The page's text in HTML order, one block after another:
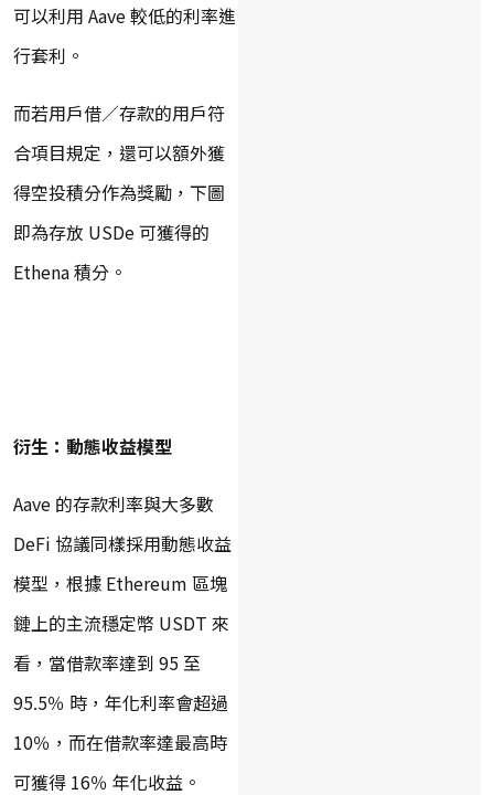
可以利用 Aave 較低的利率進
行套利。
而若用戶借／存款的用戶符
合項目規定，還可以額外獲
得空投積分作為獎勵，下圖
即為存放 USDe 可獲得的
Ethena 積分。
衍生：動態收益模型
Aave 的存款利率與大多數
DeFi 協議同樣採用動態收益
模型，根據 Ethereum 區塊
鏈上的主流穩定幣 USDT 來
看，當借款率達到 95 至
95.5％ 時，年化利率會超過
10％，而在借款率達最高時
可獲得 16％ 年化收益。